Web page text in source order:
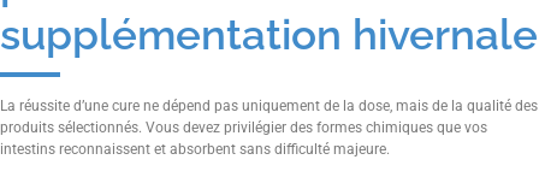
supplémentation hivernale
La réussite d’une cure ne dépend pas uniquement de la dose, mais de la qualité des
produits sélectionnés. Vous devez privilégier des formes chimiques que vos
intestins reconnaissent et absorbent sans difficulté majeure.